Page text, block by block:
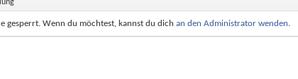
gesperrt. Wenn du möchtest, kannst du dich an den Administrator wenden.